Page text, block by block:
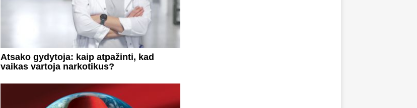
Atsako gydytoja: kaip atpažinti, kad
vaikas vartoja narkotikus?